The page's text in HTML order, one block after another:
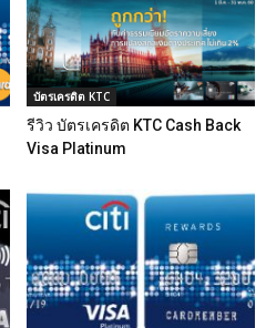
บัตรเครดิต KTC
รีวิว บัตรเครดิต KTC Cash Back
Visa Platinum